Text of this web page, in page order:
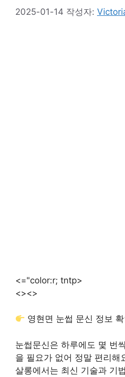
2025-01-14 작성자:
<="color:r; tntp>
<><>
영현면 눈썹 문신 정보 확
눈썹문신은 하루에도 몇 번
을 필요가 없어 정말 편리해
살롱에서는 최신 기술과 기